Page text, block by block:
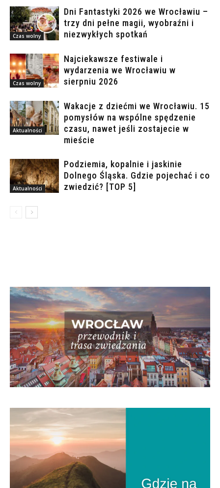
Czas wolny
Dni Fantastyki 2026 we Wrocławiu –
trzy dni pełne magii, wyobraźni i
niezwykłych spotkań
Czas wolny
Najciekawsze festiwale i
wydarzenia we Wrocławiu w
sierpniu 2026
Aktualności
Wakacje z dziećmi we Wrocławiu. 15
pomysłów na wspólne spędzenie
czasu, nawet jeśli zostajecie w
mieście
Aktualności
Podziemia, kopalnie i jaskinie
Dolnego Śląska. Gdzie pojechać i co
zwiedzić? [TOP 5]